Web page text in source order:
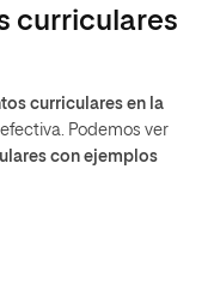
curriculares
curriculares en la
Podemos ver
con ejemplos